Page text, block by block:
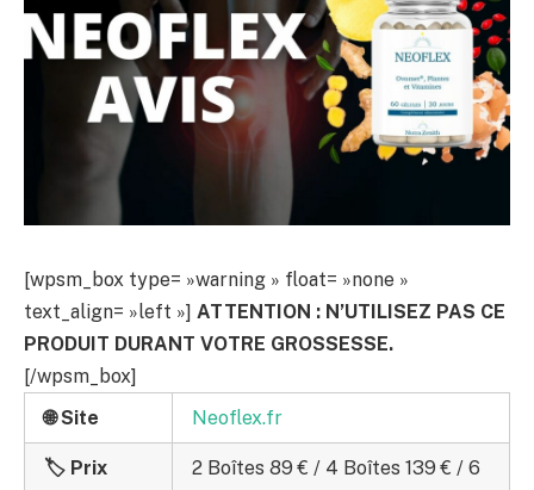
[wpsm_box type= »warning » float= »none »
text_align= »left »] ATTENTION : N’UTILISEZ PAS CE
PRODUIT DURANT VOTRE GROSSESSE.
[/wpsm_box]
🌐 Site
Neoflex.fr
🏷️ Prix
2 Boîtes 89 € / 4 Boîtes 139 € / 6